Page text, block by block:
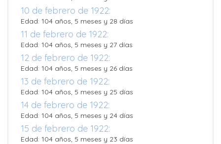
10 de febrero de 1922:
Edad: 104 años, 5 meses y 28 días
11 de febrero de 1922:
Edad: 104 años, 5 meses y 27 días
12 de febrero de 1922:
Edad: 104 años, 5 meses y 26 días
13 de febrero de 1922:
Edad: 104 años, 5 meses y 25 días
14 de febrero de 1922:
Edad: 104 años, 5 meses y 24 días
15 de febrero de 1922:
Edad: 104 años, 5 meses y 23 días